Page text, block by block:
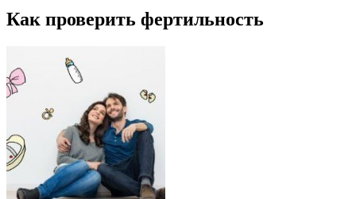
Как проверить фертильность